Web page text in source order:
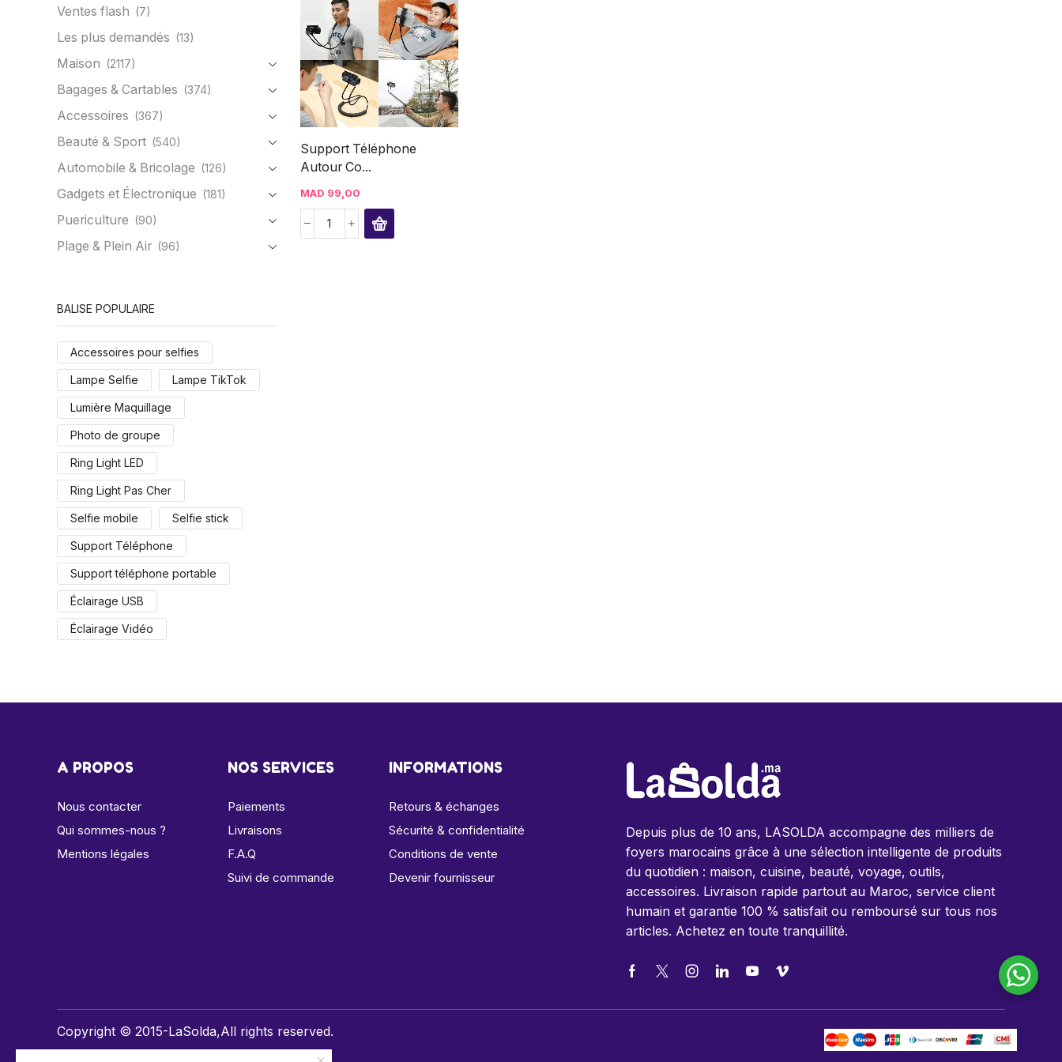
Support Téléphone
Autour Co...
MAD 99,00
Ventes flash (7)
Les plus demandés (13)
Maison (2117)
Bagages & Cartables (374)
Accessoires (367)
Beauté & Sport (540)
Automobile & Bricolage (126)
Gadgets et Électronique (181)
Puericulture (90)
Plage & Plein Air (96)
BALISE POPULAIRE
Accessoires pour selfies
Lampe Selfie Lampe TikTok
Lumière Maquillage
Photo de groupe
Ring Light LED
Ring Light Pas Cher
Selfie mobile Selfie stick
Support Téléphone
Support téléphone portable
Éclairage USB
Éclairage Vidéo
A PROPOS
Nous contacter
Qui sommes-nous ?
Mentions légales
NOS SERVICES
Paiements
Livraisons
F.A.Q
Suivi de commande
INFORMATIONS
Retours & échanges
Sécurité & confidentialité
Conditions de vente
Devenir fournisseur
Depuis plus de 10 ans, LASOLDA accompagne des milliers de
foyers marocains grâce à une sélection intelligente de produits
du quotidien : maison, cuisine, beauté, voyage, outils,
accessoires. Livraison rapide partout au Maroc, service client
humain et garantie 100 % satisfait ou remboursé sur tous nos
articles. Achetez en toute tranquillité.
Copyright © 2015-LaSolda,All rights reserved.